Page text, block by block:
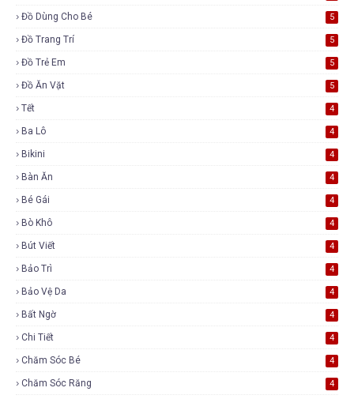
Đồ Dùng Cho Bé 5
Đồ Trang Trí 5
Đồ Trẻ Em 5
Đồ Ăn Vặt 5
Tết 4
Ba Lô 4
Bikini 4
Bàn Ăn 4
Bé Gái 4
Bò Khô 4
Bút Viết 4
Bảo Trì 4
Bảo Vệ Da 4
Bất Ngờ 4
Chi Tiết 4
Chăm Sóc Bé 4
Chăm Sóc Răng 4